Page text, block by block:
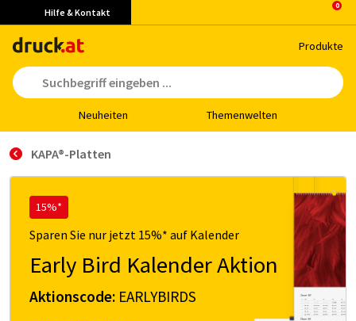
Hilfe & Kontakt
Pro­duk­te
Neu­hei­ten The­men­wel­ten
KA­PA®-Plat­ten
15%*
Sparen Sie nur jetzt 15%* auf Kalender
Early Bird Kalender Aktion
Aktionscode: EARLYBIRDS